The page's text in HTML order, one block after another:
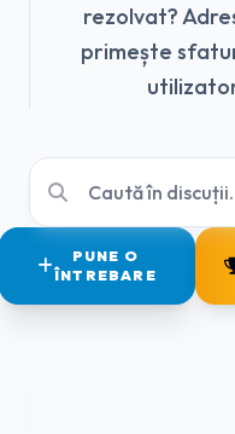
rezolvat?
primește
PUNE O
ÎNTREBARE